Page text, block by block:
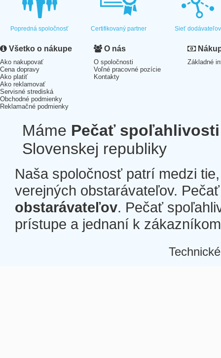
Popredná spoločnosť Certifikovaný partner Sieť dodávateľov
Všetko o nákupe
Ako nakupovať
Cena dopravy
Ako platiť
Ako reklamovať
Servisné strediská
Obchodné podmienky
Reklamačné podmienky
O nás
O spoločnosti
Voľné pracovné pozície
Kontakty
Základné
Máme Pečať spoľahlivosti
Slovenskej republiky
Naša spoločnosť patrí medzi
verejných obstarávateľov.
obstarávateľov. Pečať
prístupe a jednaní k